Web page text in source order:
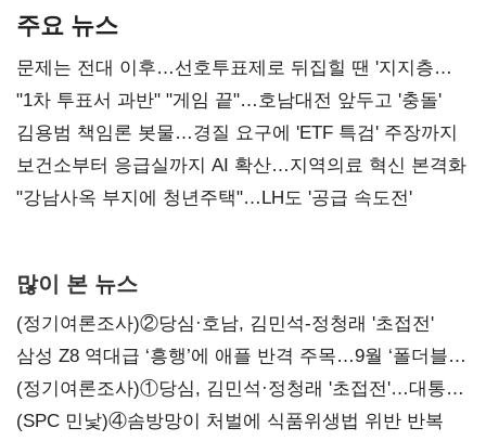
주요 뉴스
문제는 전대 이후…선호투표제로 뒤집힐 땐 '지지층
불복'
"1차 투표서 과반" "게임 끝"…호남대전 앞두고 '충돌'
김용범 책임론 봇물…경질 요구에 'ETF 특검' 주장까지
보건소부터 응급실까지 AI 확산…지역의료 혁신 본격화
"강남사옥 부지에 청년주택"…LH도 '공급 속도전'
많이 본 뉴스
(정기여론조사)②당심·호남, 김민석-정청래 '초접전'
삼성 Z8 역대급 ‘흥행’에 애플 반격 주목…9월 ‘폴더블
대전’
(정기여론조사)①당심, 김민석·정청래 '초접전'…대통령
지지도 '50% 아래로'(종합)
(SPC 민낯)④솜방망이 처벌에 식품위생법 위반 반복